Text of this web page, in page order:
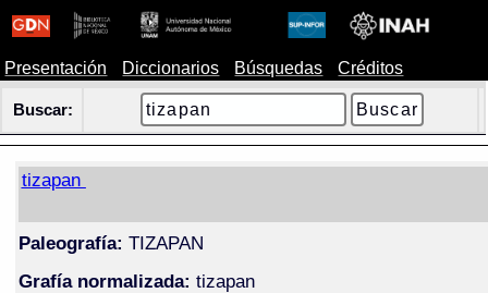
Presentación Diccionarios Búsquedas Créditos
Buscar:
tizapan
Paleografía: TIZAPAN
Grafía normalizada: tizapan